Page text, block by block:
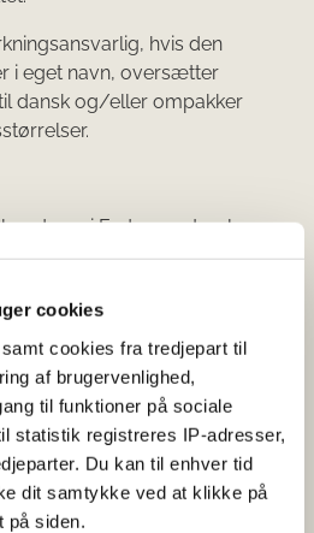
cookies
cookies fra tredjepart til
af brugervenlighed,
til funktioner på sociale
statistik registreres IP-adresser,
Du kan til enhver tid
dit samtykke ved at klikke på
på siden.
hvis den
i eget navn, oversætter
dansk og/eller ompakker
nu i Fødevarestyrelsens
kontrolfrekvens, men vi har
forbindelse med
– og
naturgas. Hvis virksomheden
naturgas som
ikke tale om direkte tørring.